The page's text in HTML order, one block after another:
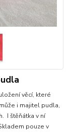
věcí, které
i majitel pudla,
I štěňátka v ní
pouze v